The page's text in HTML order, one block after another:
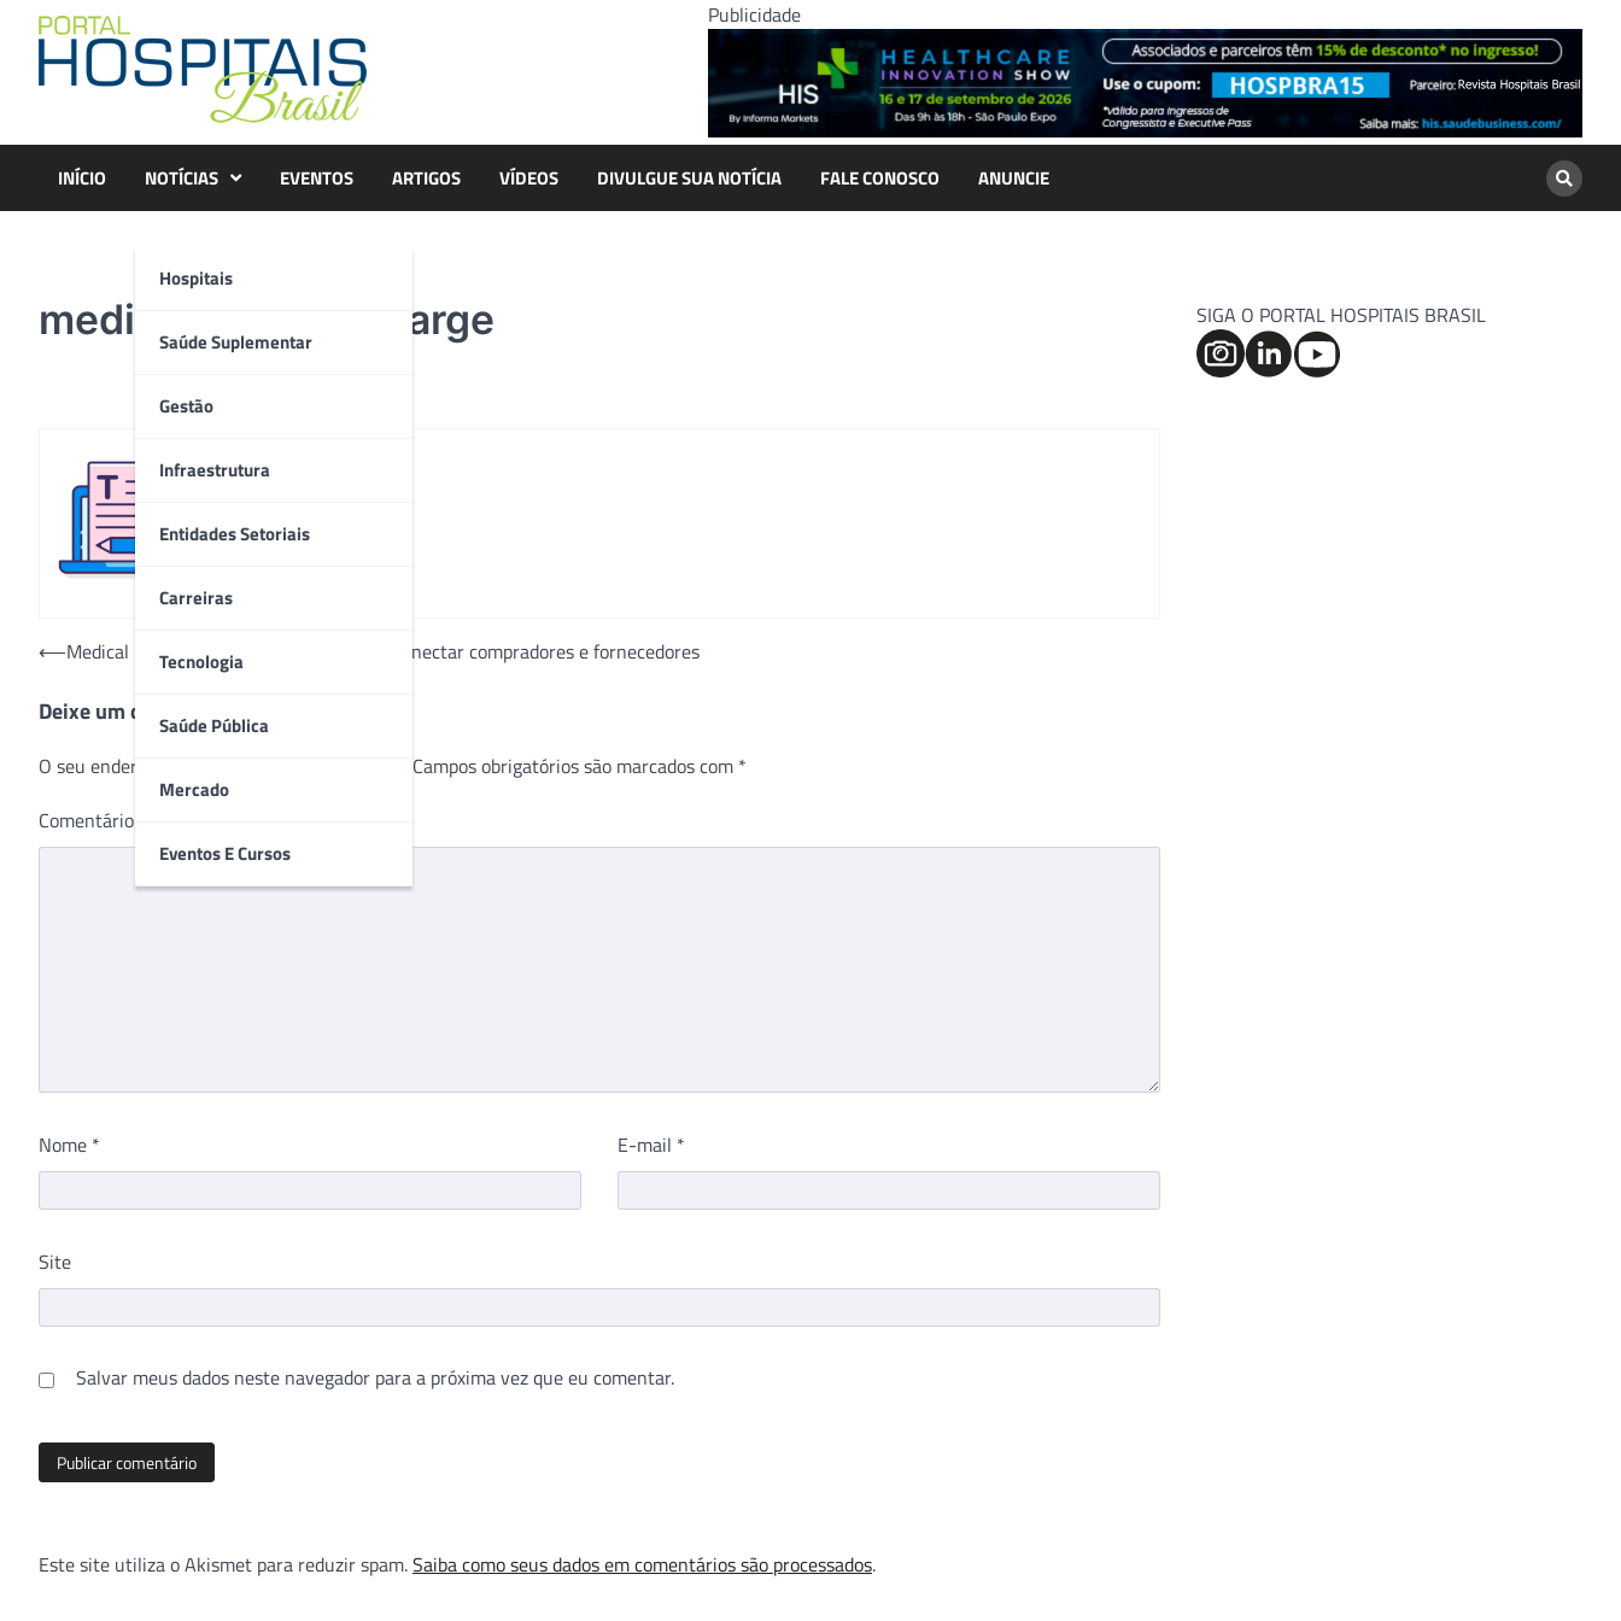
content
Publicidade
INÍCIO NOTÍCIAS
Hospitais
Saúde Suplementar
Gestão
Infraestrutura
Entidades Setoriais
Carreiras
Tecnologia
Saúde Pública
Mercado
Eventos E Cursos
EVENTOS ARTIGOS VÍDEOS DIVULGUE SUA NOTÍCIA FALE CONOSCO ANUNCIE
medical-app-site-large
Navegação
Post
⟵Medical Fair Brasil lança aplicativo para conectar compradores e fornecedores
Deixe um comentário
O seu endereço de e-mail não será publicado. Campos obrigatórios são marcados com *
Comentário
Nome * E-mail *
Site
Salvar meus dados neste navegador para a próxima vez que eu comentar.
Este site utiliza o Akismet para reduzir spam.Saiba como seus dados em comentários são processados.
SIGA O PORTAL HOSPITAIS BRASIL